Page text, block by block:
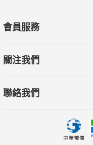
會員服務
關注我們
聯絡我們